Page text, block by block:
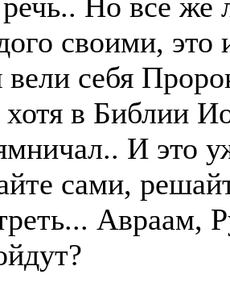
своими, это
вели себя
хотя в Библии
И это
сами,
Авраам,